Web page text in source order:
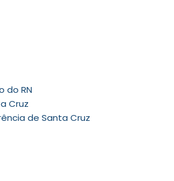
do RN
Cruz
de Santa Cruz